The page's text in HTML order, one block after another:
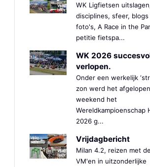
WK Ligfietsen
disciplines, sfeer, blogs
foto's, A Race in the
petitie fietspa...
WK 2026
verlopen.
Onder een werkelijk
zon werd het afgelopen
weekend het
Wereldkampioenschap
2026 g...
Vrijdagbericht
Milan 4.2, reizen met
VM'en in uitzonderlijke